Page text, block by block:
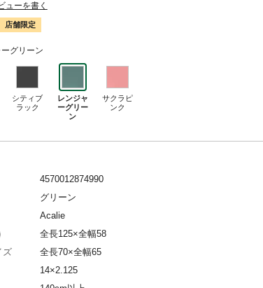
ューを書く
店舗限定
グリーン
シティブ
ラック
レンジャ
ーグリー
ン
サクラピ
ンク
4570012874990
グリーン
Acalie
全長125×全幅58
ズ
全長70×全幅65
14×2.125